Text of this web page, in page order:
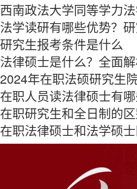
西南政法大学同等学力
法学读研有哪些优势？
研究生报考条件是什么
法律硕士是什么？全面解析
2024年在职法硕研究生
在职人员读法律硕士有哪
在职研究生和全日制的
在职法律硕士和法学硕